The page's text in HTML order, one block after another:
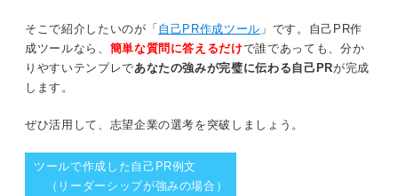
そこで紹介したいのが「 自己PR作成ツール 」です。自己PR作
成ツールなら、 簡単な質問に答えるだけで誰であっても、分か
りやすいテンプレであなたの強みが完璧に伝わる自己PRが完成
します。
ぜひ活用して、志望企業の選考を突破しましょう。
ツールで作成した自己PR例文
（リーダーシップが強みの場合）